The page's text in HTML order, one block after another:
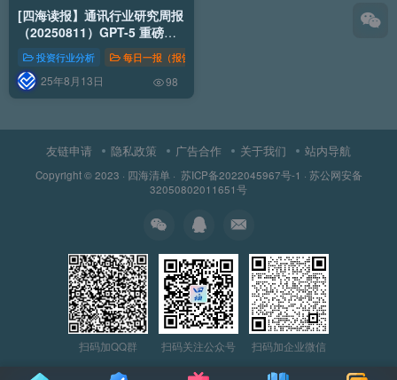
[四海读报】通讯行业研究周报
（20250811）GPT-5 重磅发
投资行业分析 每日一报（报告）
25年8月13日 98
友链申请 隐私政策 广告合作 关于我们 站内导航
Copyright © 2023 · 四海清单· 苏ICP备2022045967号-1 · 苏公网安备
32050802011651号
扫码加QQ群 扫码关注公众号 扫码加企业微信